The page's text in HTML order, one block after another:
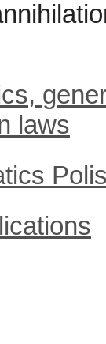
laws